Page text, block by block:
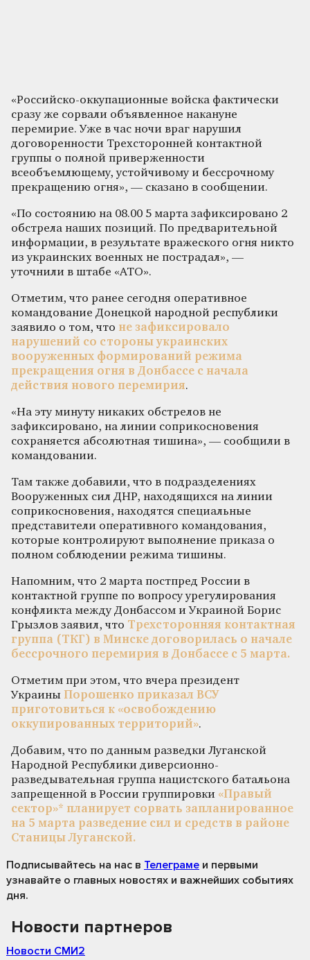
«Российско-оккупационные войска фактически
сразу же сорвали объявленное накануне
перемирие. Уже в час ночи враг нарушил
договоренности Трехсторонней контактной
группы о полной приверженности
всеобъемлющему, устойчивому и бессрочному
прекращению огня», — сказано в сообщении.
«По состоянию на 08.00 5 марта зафиксировано 2
обстрела наших позиций. По предварительной
информации, в результате вражеского огня никто
из украинских военных не пострадал», —
уточнили в штабе «АТО».
Отметим, что ранее сегодня оперативное
командование Донецкой народной республики
заявило о том, что не зафиксировало
нарушений со стороны украинских
вооруженных формирований режима
прекращения огня в Донбассе с начала
действия нового перемирия.
«На эту минуту никаких обстрелов не
зафиксировано, на линии соприкосновения
сохраняется абсолютная тишина», — сообщили в
командовании.
Там также добавили, что в подразделениях
Вооруженных сил ДНР, находящихся на линии
соприкосновения, находятся специальные
представители оперативного командования,
которые контролируют выполнение приказа о
полном соблюдении режима тишины.
Напомним, что 2 марта постпред России в
контактной группе по вопросу урегулирования
конфликта между Донбассом и Украиной Борис
Грызлов заявил, что Трехсторонняя контактная
группа (ТКГ) в Минске договорилась о начале
бессрочного перемирия в Донбассе с 5 марта.
Отметим при этом, что вчера президент
Украины Порошенко приказал ВСУ
приготовиться к «освобождению
оккупированных территорий».
Добавим, что по данным разведки Луганской
Народной Республики диверсионно-
разведывательная группа нацистского батальона
запрещенной в России группировки «Правый
сектор»* планирует сорвать запланированное
на 5 марта разведение сил и средств в районе
Станицы Луганской.
Подписывайтесь на нас в Телеграме и первыми
узнавайте о главных новостях и важнейших событиях
дня.
Новости партнеров
Новости СМИ2